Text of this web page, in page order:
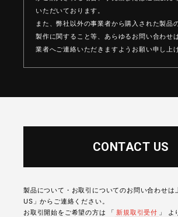
いただいております。
また、弊社以外の事業者から購入された製品
製作に関すること等、 あらゆるお問い合わせ
業者へご連絡いただきますようお願い申し上
CONTACT US
製品について・お取引についてのお問い合わせは
US」からご連絡ください。
お取引開始をご希望の方は 「 新規取引受付 」 よ